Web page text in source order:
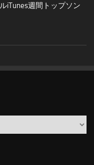
週間トップソン